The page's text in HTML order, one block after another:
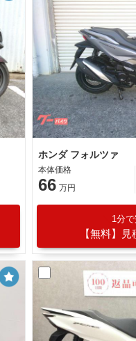
ホンダ フォルツァ
本体価格
66 万円
1分で
【無料】